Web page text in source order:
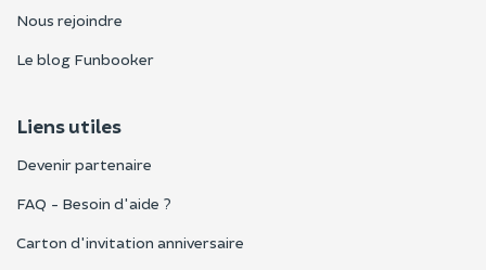
Nous rejoindre
Le blog Funbooker
Liens utiles
Devenir partenaire
FAQ - Besoin d'aide ?
Carton d'invitation anniversaire